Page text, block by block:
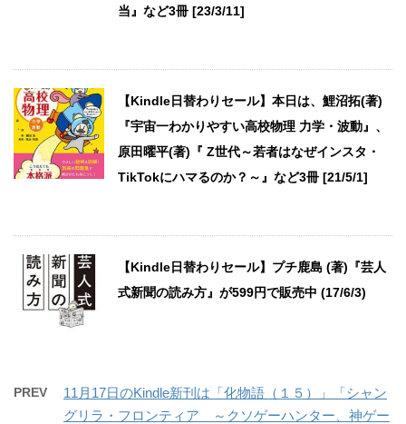
当』など3冊 [23/3/11]
【Kindle日替わりセール】本日は、鯉沼拓(著)
『宇宙一わかりやすい高校物理 力学・波動』、
原田曜平(著)『 Z世代～若者はなぜインスタ・
TikTokにハマるのか？～』など3冊 [21/5/1]
【Kindle日替わりセール】プチ鹿島 (著)『芸人
式新聞の読み方』が599円で販売中 (17/6/3)
PREV
11月17日のKindle新刊は「化物語（１５）」「シャン
グリラ・フロンティア ～クソゲーハンター、神ゲー